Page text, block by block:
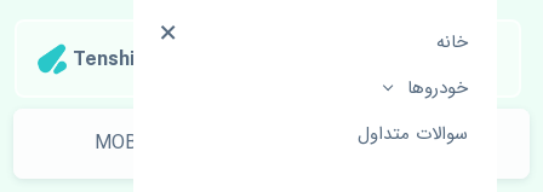
خانه
خودروها
سوالات متداول
Tenshipart
کاسه نمد میل سوپاپ هیوندای آوانته MOBIS